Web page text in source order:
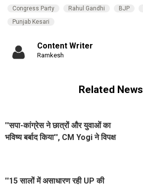
Congress Party Rahul Gandhi BJP
Punjab Kesari
Content Writer
Ramkesh
Related News
''सपा-कांग्रेस ने छात्रों और युवाओं का
भविष्य बर्बाद किया'', CM Yogi ने विपक्ष
''15 सालों में असाधारण रही UP की